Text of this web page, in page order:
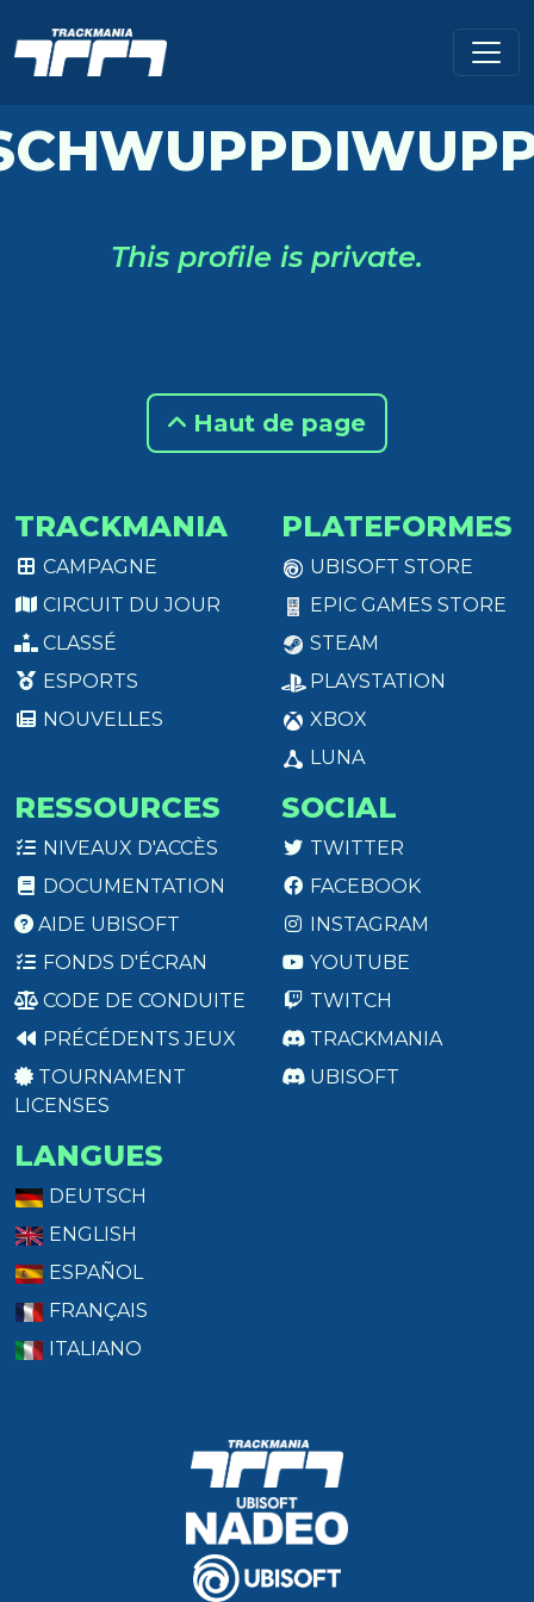
This profile is private.
Haut de page
TRACKMANIA
CAMPAGNE
CIRCUIT DU JOUR
CLASSÉ
ESPORTS
NOUVELLES
PLATEFORMES
UBISOFT STORE
EPIC GAMES STORE
STEAM
PLAYSTATION
XBOX
LUNA
RESSOURCES
NIVEAUX D'ACCÈS
DOCUMENTATION
AIDE UBISOFT
FONDS D'ÉCRAN
CODE DE CONDUITE
PRÉCÉDENTS JEUX
TOURNAMENT
LICENSES
SOCIAL
TWITTER
FACEBOOK
INSTAGRAM
YOUTUBE
TWITCH
TRACKMANIA
UBISOFT
LANGUES
DEUTSCH
ENGLISH
ESPAÑOL
FRANÇAIS
ITALIANO